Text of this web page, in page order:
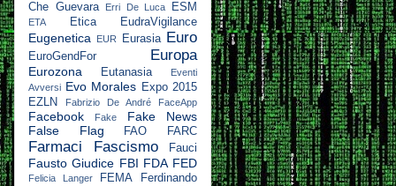
Che Guevara
Erri De Luca ESM
ETA Etica EudraVigilance
Eugenetica EUR Eurasia Euro
EuroGendFor Europa
Eurozona Eutanasia
Eventi
Avversi Evo Morales Expo 2015
EZLN
Fabrizio De André FaceApp
Facebook Fake
Fake News
False Flag
FAO FARC
Farmaci Fascismo Fauci
Fausto Giudice FBI FDA FED
Felicia Langer FEMA
Ferdinando